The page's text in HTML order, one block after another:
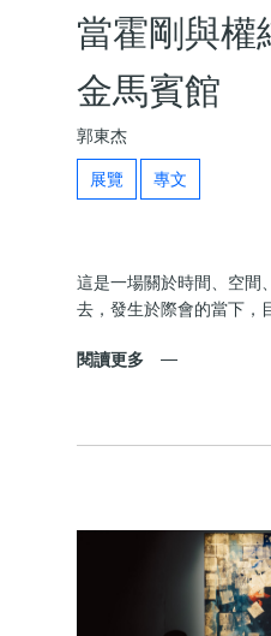
當霍剛與權
金馬賓館
郭東杰
展覽 專文
這是一場關於時間、空間
去，發生於際會的當下，
閱讀更多